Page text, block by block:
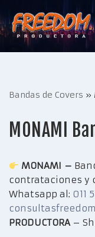
Saltar
Bandas de Covers »
MONAMI
MONAMI –
contrataciones y
Whatsapp al: 011
PRODUCTORA–